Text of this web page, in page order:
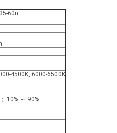
60n
4500K, 6000-6500K
10% ～ 90%